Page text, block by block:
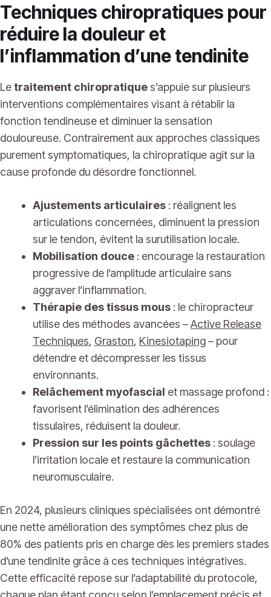
Techniques chiropratiques pour
réduire la douleur et
l’inflammation d’une tendinite
Letraitement chiropratique s’appuie sur plusieurs
interventions complémentaires visant à rétablir la
fonction tendineuse et diminuer la sensation
douloureuse. Contrairement aux approches classiques
purement symptomatiques, la chiropratique agit sur la
cause profonde du désordre fonctionnel.
Ajustements articulaires : réalignent les
articulations concernées, diminuent la pression
sur le tendon, évitent la surutilisation locale.
Mobilisation douce : encourage la restauration
progressive de l’amplitude articulaire sans
aggraver l’inflammation.
Thérapie des tissus mous : le chiropracteur
utilise des méthodes avancées –Active Release
Techniques, Graston, Kinesiotaping– pour
détendre et décompresser les tissus
environnants.
Relâchement myofascial et massage profond :
favorisent l’élimination des adhérences
tissulaires, réduisent la douleur.
Pression sur les points gâchettes : soulage
l’irritation locale et restaure la communication
neuromusculaire.
En 2024, plusieurs cliniques spécialisées ont démontré
une nette amélioration des symptômes chez plus de
80% des patients pris en charge dès les premiers stades
d’une tendinite grâce à ces techniques intégratives.
Cette efficacité repose sur l’adaptabilité du protocole,